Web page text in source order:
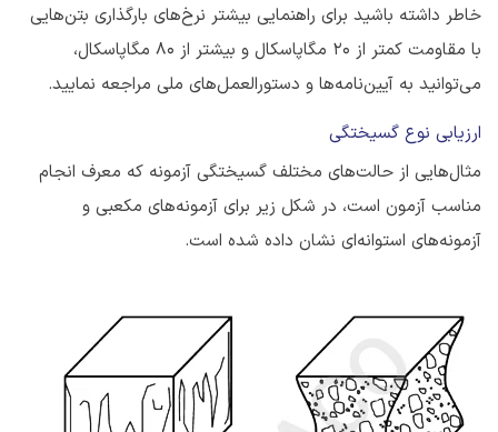
خاطر داشته باشید برای راهنمایی بیشتر نرخ‌های بارگذاری بتن‌هایی
با مقاومت کمتر از ۲۰ مگاپاسکال و بیشتر از ۸۰ مگاپاسکال،
می‌توانید به آیین‌نامه‌ها و دستورالعمل‌های ملی مراجعه نمایید.
ارزیابی نوع گسیختگی
مثال‌هایی از حالت‌های مختلف گسیختگی آزمونه که معرف انجام
مناسب آزمون است، در شکل زیر برای آزمونه‌های مکعبی و
آزمونه‌های استوانه‌ای نشان داده شده است.